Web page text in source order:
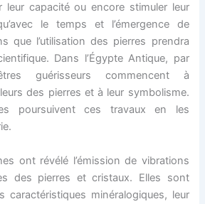
leur capacité ou encore stimuler leur
le temps et l’émergence de
que l’utilisation des pierres prendra
Dans l’Égypte Antique, par
guérisseurs commencent à
des pierres et à leur symbolisme.
poursuivent ces travaux en les
ont révélé l’émission de vibrations
des pierres et cristaux. Elles sont
caractéristiques minéralogiques, leur